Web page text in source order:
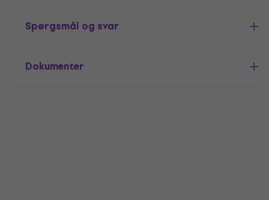
Spørgsmål og svar
Dokumenter